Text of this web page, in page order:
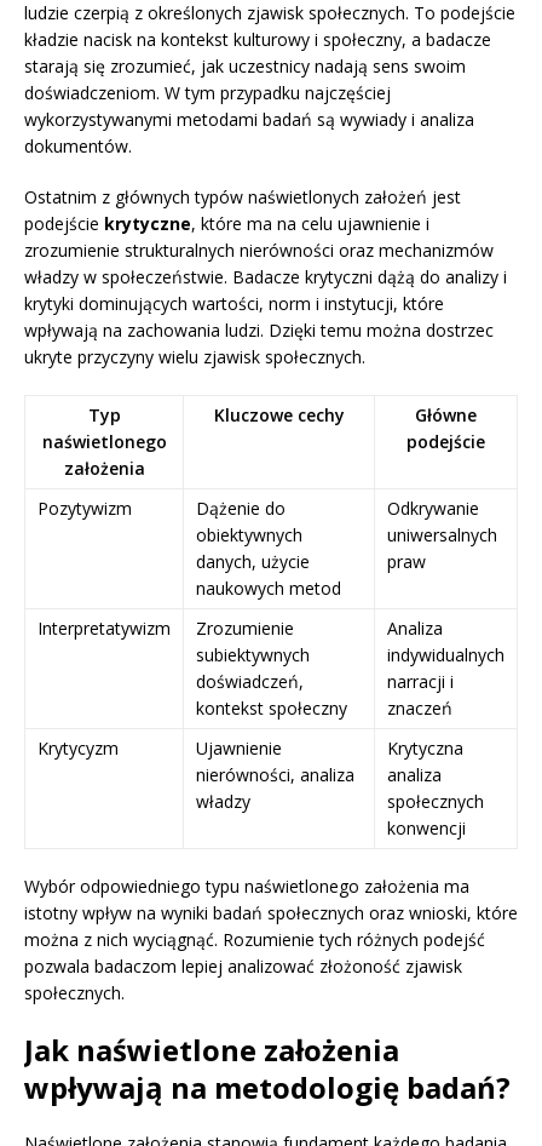
ludzie czerpią z określonych zjawisk społecznych. To podejście
kładzie nacisk na kontekst kulturowy i społeczny, a badacze
starają się zrozumieć, jak uczestnicy nadają sens swoim
doświadczeniom. W tym przypadku najczęściej
wykorzystywanymi metodami badań są wywiady i analiza
dokumentów.
Ostatnim z głównych typów naświetlonych założeń jest
podejście krytyczne, które ma na celu ujawnienie i
zrozumienie strukturalnych nierówności oraz mechanizmów
władzy w społeczeństwie. Badacze krytyczni dążą do analizy i
krytyki dominujących wartości, norm i instytucji, które
wpływają na zachowania ludzi. Dzięki temu można dostrzec
ukryte przyczyny wielu zjawisk społecznych.
Typ
naświetlonego
założenia
Kluczowe cechy
Główne
podejście
Pozytywizm
Dążenie do
obiektywnych
danych, użycie
naukowych metod
Odkrywanie
uniwersalnych
praw
Interpretatywizm
Zrozumienie
subiektywnych
doświadczeń,
kontekst społeczny
Analiza
indywidualnych
narracji i
znaczeń
Krytycyzm
Ujawnienie
nierówności, analiza
władzy
Krytyczna
analiza
społecznych
konwencji
Wybór odpowiedniego typu naświetlonego założenia ma
istotny wpływ na wyniki badań społecznych oraz wnioski, które
można z nich wyciągnąć. Rozumienie tych różnych podejść
pozwala badaczom lepiej analizować złożoność zjawisk
społecznych.
Jak naświetlone założenia
wpływają na metodologię badań?